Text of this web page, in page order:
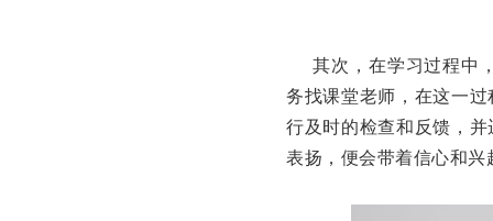
其次，在学习过程中，
务找课堂老师，在这一
行及时的检查和反馈，
表扬，便会带着信心和